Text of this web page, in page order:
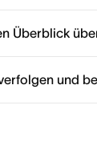
mit
Überblick
und